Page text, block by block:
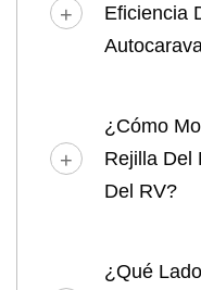
Eficiencia
¿Cómo
Rejilla Del
Del RV?
¿Qué